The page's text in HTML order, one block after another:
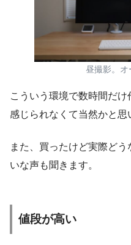
昼撮影。
こういう環境で数時間だ
感じられなくて当然かと思
また、買ったけど実際ど
いな声も聞きます。
値段が高い